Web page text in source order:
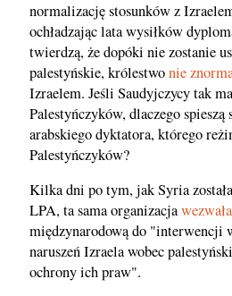
normalizację stosunków z
ochładzając lata wysiłków
twierdzą, że dopóki nie zostanie
palestyńskie, królestwonie
Izraelem. Jeśli Saudyjczycy tak
Palestyńczyków, dlaczego spieszą
arabskiego dyktatora, którego
Palestyńczyków?
Kilka dni po tym, jak Syria
LPA, ta sama organizacjawezwała
międzynarodową do "interwencji
naruszeń Izraela wobec
ochrony ich praw".